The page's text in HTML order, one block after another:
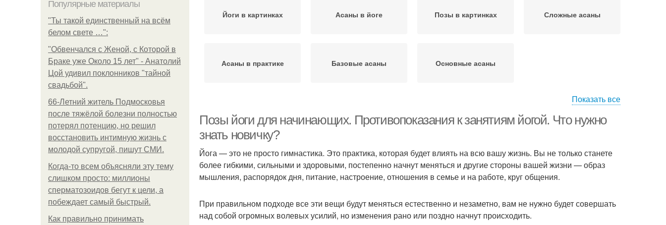
Популярные материалы
"Ты такой единственный на всём
белом свете …":
"Обвенчался с Женой, с Которой в
Браке уже Около 15 лет" - Анатолий
Цой удивил поклонников "тайной
свадьбой".
66-Летний житель Подмосковья
после тяжёлой болезни полностью
потерял потенцию, но решил
восстановить интимную жизнь с
молодой супругой, пишут СМИ.
Когда-то всем объясняли эту тему
слишком просто: миллионы
сперматозоидов бегут к цели, а
побеждает самый быстрый.
Как правильно принимать
Йоги в картинках Асаны в йоге Позы в картинках Сложные асаны
Асаны в практике Базовые асаны Основные асаны
Показать все
Позы йоги для начинающих. Противопоказания к занятиям йогой. Что нужно
знать новичку?
Йога — это не просто гимнастика. Это практика, которая будет влиять на всю вашу жизнь. Вы не только станете
более гибкими, сильными и здоровыми, постепенно начнут меняться и другие стороны вашей жизни — образ
мышления, распорядок дня, питание, настроение, отношения в семье и на работе, круг общения.
При правильном подходе все эти вещи будут меняться естественно и незаметно, вам не нужно будет совершать
над собой огромных волевых усилий, но изменения рано или поздно начнут происходить.